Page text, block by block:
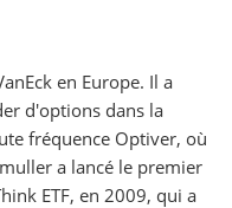
en Europe. Il a
d'options dans la
fréquence Optiver, où
a lancé le premier
ETF, en 2009, qui a